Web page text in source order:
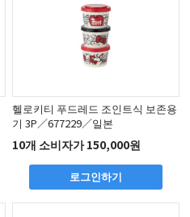
헬로키티 푸드레드 조인트식 보존용
기 3P／677229／일본
10개 소비자가 150,000원
로그인하기